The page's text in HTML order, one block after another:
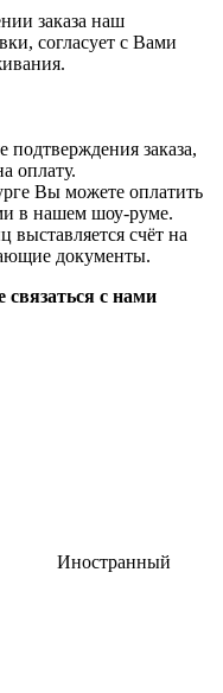
заказа наш
согласует с Вами
подтверждения заказа,
оплату.
Вы можете оплатить
в нашем шоу-руме.
счёт на
документы.
с нами
Иностранный